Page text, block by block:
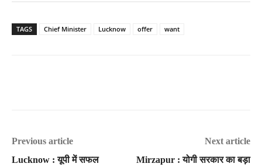
TAGS Chief Minister Lucknow offer want
Previous article
Lucknow : यूपी में सफल
Next article
Mirzapur : योगी सरकार का बड़ा